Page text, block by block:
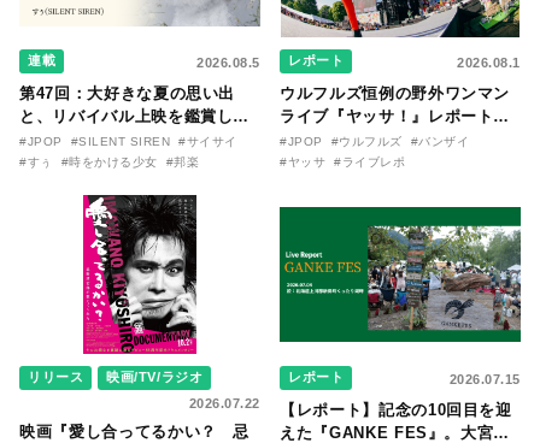
連載 2026.08.5
第47回：大好きな夏の思い出
と、リバイバル上映を鑑賞した
『時をかける少女』のおはなし
〜SILENT SIREN・すぅ『この
〇のはなし〜』
#JPOP #SILENT SIREN
#サイサイ
#すぅ
#時をかける少女 #邦楽
レポート 2026.08.1
ウルフルズ恒例の野外ワンマン
ライブ『ヤッサ！』レポート！
リリースから30年を迎えたアル
バム『バンザイ』完全再現に、
た日。
#JPOP #ウルフルズ
#バンザイ
#ヤッサ
#ライブレポ
リリース
映画/TV/ラジオ
2026.07.22
映画『愛し合ってるかい？ 忌
レポート 2026.07.15
【レポート】記念の10回目を迎
えた『GANKE FES』。大宮エ